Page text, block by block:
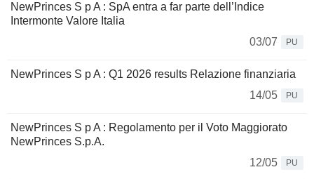
NewPrinces S p A : SpA entra a far parte dell’Indice
Intermonte Valore Italia
03/07
PU
NewPrinces S p A : Q1 2026 results Relazione finanziaria
14/05
PU
NewPrinces S p A : Regolamento per il Voto Maggiorato
NewPrinces S.p.A.
12/05
PU